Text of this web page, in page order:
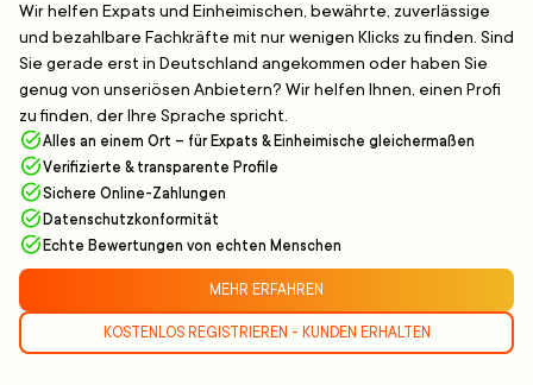
Wir helfen Expats und Einheimischen, bewährte, zuverlässige
und bezahlbare Fachkräfte mit nur wenigen Klicks zu finden. Sind
Sie gerade erst in Deutschland angekommen oder haben Sie
genug von unseriösen Anbietern? Wir helfen Ihnen, einen Profi
zu finden, der Ihre Sprache spricht.
Alles an einem Ort – für Expats & Einheimische gleichermaßen
Verifizierte & transparente Profile
Sichere Online-Zahlungen
Datenschutzkonformität
Echte Bewertungen von echten Menschen
MEHR ERFAHREN
KOSTENLOS REGISTRIEREN - KUNDEN ERHALTEN